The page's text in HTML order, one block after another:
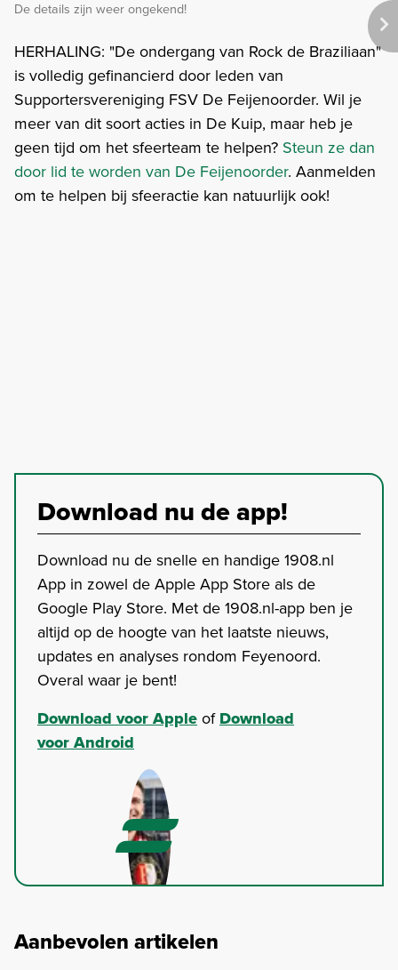
De details zijn weer ongekend!
HERHALING: "De ondergang van Rock de Braziliaan"
is volledig gefinancierd door leden van
Supportersvereniging FSV De Feijenoorder. Wil je
meer van dit soort acties in De Kuip, maar heb je
geen tijd om het sfeerteam te helpen? Steun ze dan
door lid te worden van De Feijenoorder. Aanmelden
om te helpen bij sfeeractie kan natuurlijk ook!
Download nu de app!
Download nu de snelle en handige 1908.nl
App in zowel de Apple App Store als de
Google Play Store. Met de 1908.nl-app ben je
altijd op de hoogte van het laatste nieuws,
updates en analyses rondom Feyenoord.
Overal waar je bent!
Download voor AppleofDownload
voor Android
Aanbevolen artikelen